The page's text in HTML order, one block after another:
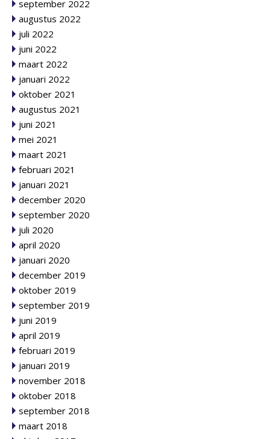
september 2022
augustus 2022
juli 2022
juni 2022
maart 2022
januari 2022
oktober 2021
augustus 2021
juni 2021
mei 2021
maart 2021
februari 2021
januari 2021
december 2020
september 2020
juli 2020
april 2020
januari 2020
december 2019
oktober 2019
september 2019
juni 2019
april 2019
februari 2019
januari 2019
november 2018
oktober 2018
september 2018
maart 2018